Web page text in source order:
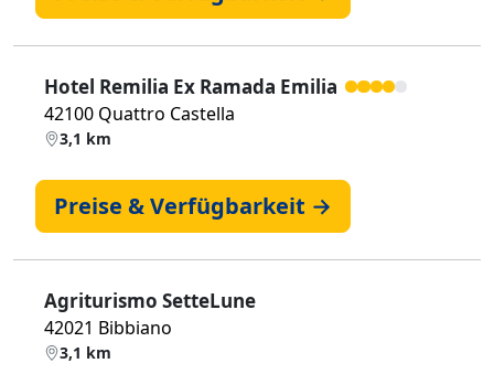
Hotel Remilia Ex Ramada Emilia
42100 Quattro Castella
3,1 km
Preise & Verfügbarkeit →
Agriturismo SetteLune
42021 Bibbiano
3,1 km